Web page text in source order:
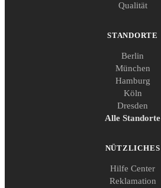
Qualität
STANDORTE
Berlin
München
Hamburg
Köln
Dresden
Alle Standorte
NÜTZLICHES
Hilfe Center
Reklamation